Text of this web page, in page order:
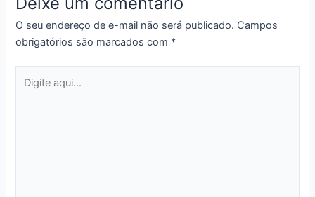
O seu endereço de e-mail não será publicado. Campos
obrigatórios são marcados com *
aqui...